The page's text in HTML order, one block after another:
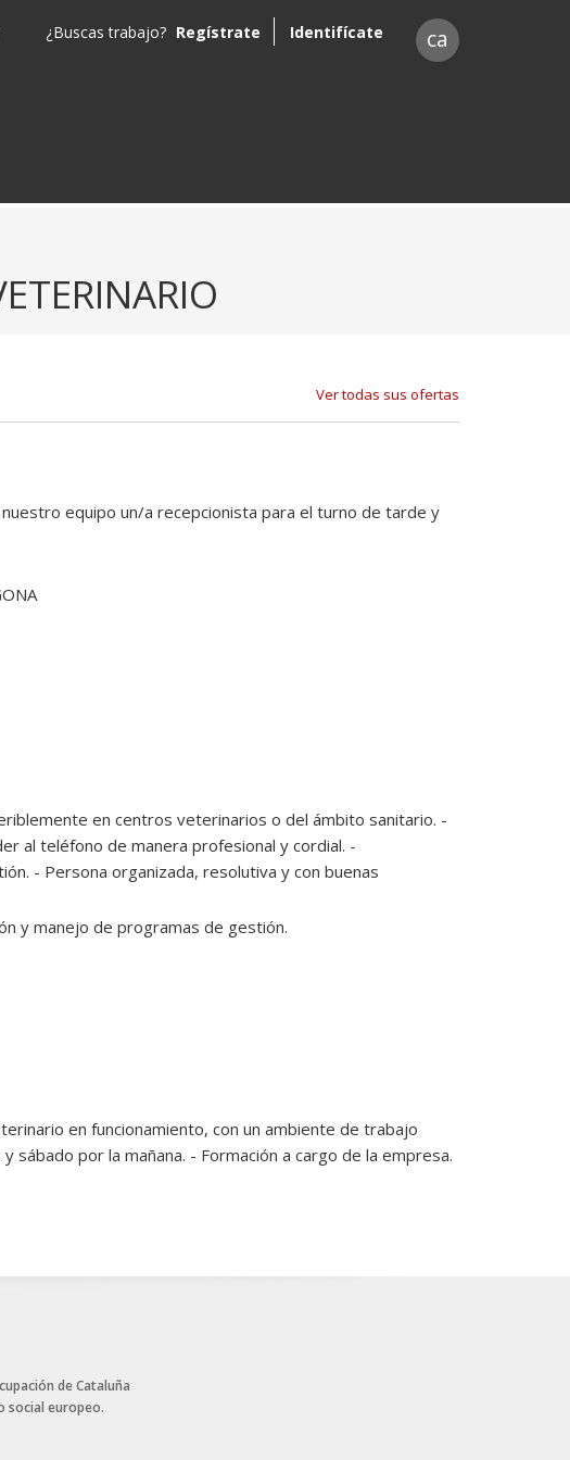
¿Buscas trabajo? Regístrate Identifícate ca
Ver todas sus ofertas
equipo un/a recepcionista para el turno de tarde y
en centros veterinarios o del ámbito sanitario. -
al teléfono de manera profesional y cordial. -
- Persona organizada, resolutiva y con buenas
y manejo de programas de gestión.
en funcionamiento, con un ambiente de trabajo
por la mañana. - Formación a cargo de la empresa.
de Cataluña
social europeo.